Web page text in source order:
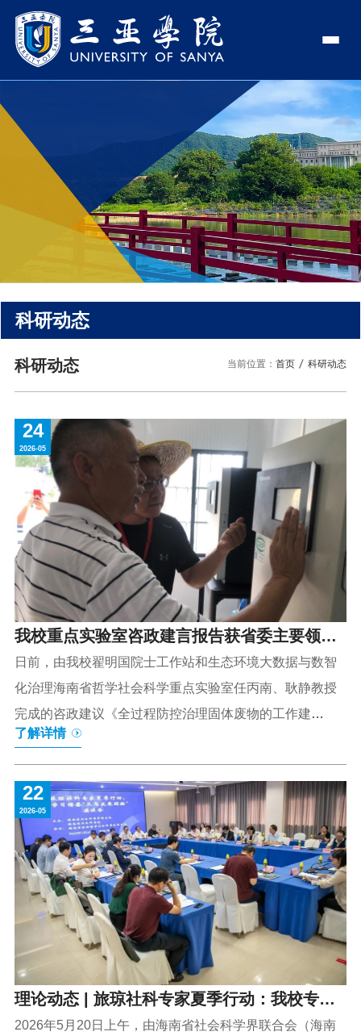
学校领导
理事长
党委书记、政府督导专员
学校简介
走近理事长
走近校董事长
学校机构
校园风景
学院与部门
社会治理学院
艺术创意与数字设计学院
文学院
新能源与智能网联汽车学院
旅游与大健康学院
信息与智能工程学院
马克思主义学院
新闻中心
传媒视点
USY媒体
USY印象
视频
图片
科研奖项
合作办学
国际学生
国际合作与交流处
招生就业
就业服务
研究生招生
图书馆
访客
科研动态
当前位置： 首页 科研动态
科研动态
24
2026-05
我校重点实验室咨政建言报告获省委主要领导
肯定性批示
日前，由我校翟明国院士工作站和生态环境大数据与数智
化治理海南省哲学社会科学重点实验室任丙南、耿静教授
完成的咨政建议《全过程防控治理固体废物的工作建
议》，得到省委书记冯飞，省长刘小明，副省长杨国强等
同志肯定性批示。5月22日，任丙南教授受邀参加全省职能
部门固体废物工作推进会。当前，海南固体废物产生总量
较大，部分领域存在非法倾倒、违规堆存、混埋混烧、监
管缺位等现象，建筑垃圾、危险废物、农业固废、生活垃
圾等领域环境风险隐患不容忽视，亟需系统提升固体废物
治理体系和治理能力现代化水平，守护好自贸港生态安
全。基于研究团队长期深入全省各市县实地调研，该咨政
建议系统总结了全省固体废物治理的现状特征与短板弱
项，从...
了解详情
22
2026-05
理论动态 | 旅琼社科专家夏季行动：我校专家
出席学习借鉴“义乌发展经验”座谈会
2026年5月20日上午，由海南省社会科学界联合会（海南